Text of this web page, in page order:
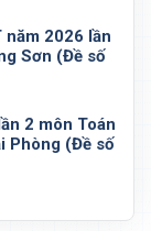
2026 lần
Sơn (Đề số
2 môn Toán
Phòng (Đề số